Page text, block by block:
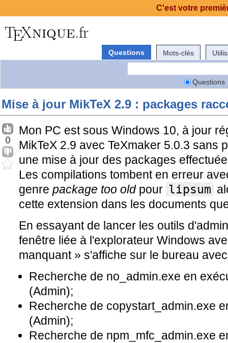
Questions Mots-clés
Questions
Mise à jour MikTeX 2.9 : packages
0
Mon PC est sous Windows 10, à jour
MikTeX 2.9 avec TeXmaker 5.0.3 sans
une mise à jour des packages
Les compilations tombent en erreur
genre package too oldpour lipsum
cette extension dans les documents
En essayant de lancer les outils
fenêtre liée à l'explorateur Windows
manquant » s'affiche sur le bureau
Recherche de no_admin.exe en
(Admin);
Recherche de copystart_admin.exe
(Admin);
Recherche de npm_mfc_admin.exe
C'est votre